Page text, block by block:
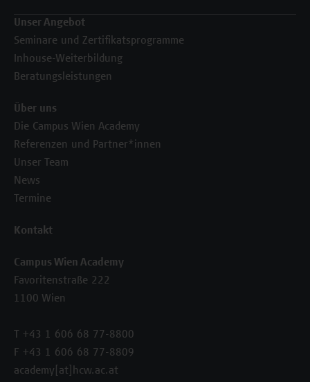
Unser Angebot
Seminare und Zertifikatsprogramme
Inhouse-Weiterbildung
Beratungsleistungen
Über uns
Die Campus Wien Academy
Referenzen und Partner*innen
Unser Team
News
Termine
Kontakt
Campus Wien Academy
Favoritenstraße 222
1100 Wien
T +43 1 606 68 77-8800
F +43 1 606 68 77-8809
academy[at]hcw.ac.at